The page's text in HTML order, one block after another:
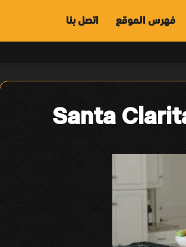
فهرس الموقع اتصل بنا